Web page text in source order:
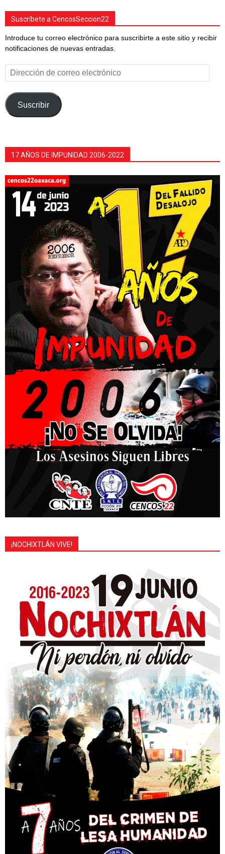
Suscríbete a CencosSeccion22
Introduce tu correo electrónico para suscribirte a este sitio y recibir
notificaciones de nuevas entradas.
Dirección
de
correo
electrónico
Suscribir
17 AÑOS DE IMPUNIDAD 2006-2022
¡NOCHIXTLÁN VIVE!